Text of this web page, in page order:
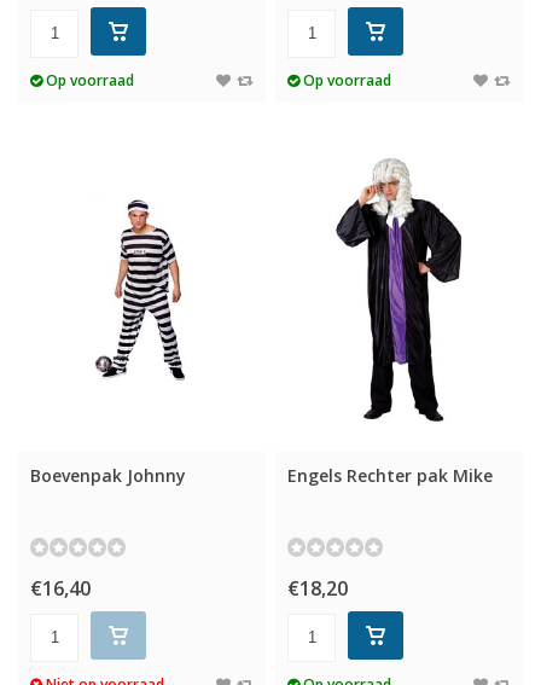
Op voorraad Op voorraad
Boevenpak Johnny
€16,40
Engels Rechter pak Mike
€18,20